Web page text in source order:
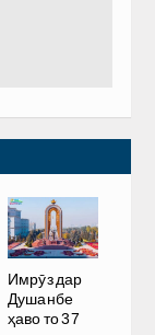
Имрӯз дар
Душанбе
ҳаво то 37